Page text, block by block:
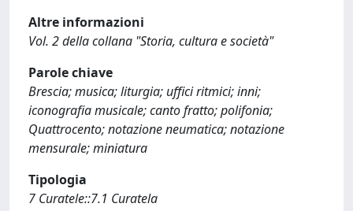
Altre informazioni
Vol. 2 della collana "Storia, cultura e società"
Parole chiave
Brescia; musica; liturgia; uffici ritmici; inni;
iconografia musicale; canto fratto; polifonia;
Quattrocento; notazione neumatica; notazione
mensurale; miniatura
Tipologia
7 Curatele::7.1 Curatela